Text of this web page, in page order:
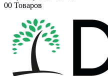
00 Товаров